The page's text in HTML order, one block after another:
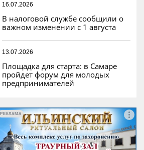
16.07.2026
В налоговой службе сообщили о
важном изменении с 1 августа
13.07.2026
Площадка для старта: в Самаре
пройдет форум для молодых
предпринимателей
РЕКЛАМА